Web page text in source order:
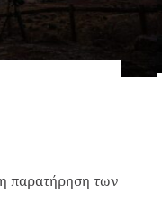
παρατήρηση των